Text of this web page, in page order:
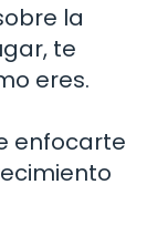
la
te
eres.
enfocarte